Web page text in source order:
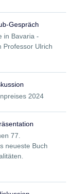
Gespräch
in Bavaria -
Professor Ulrich
2024
77.
neueste Buch